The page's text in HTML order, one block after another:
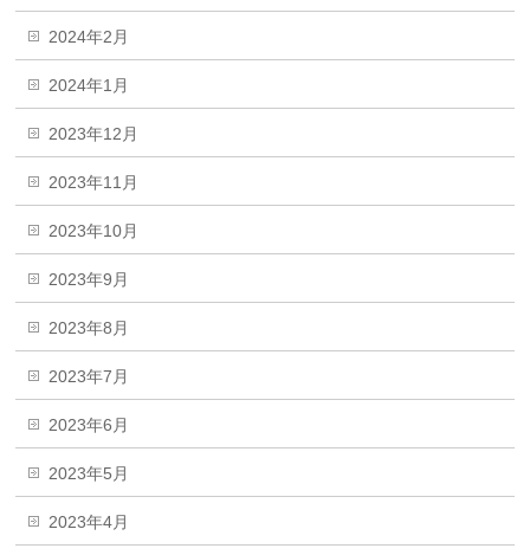
2024年2月
2024年1月
2023年12月
2023年11月
2023年10月
2023年9月
2023年8月
2023年7月
2023年6月
2023年5月
2023年4月